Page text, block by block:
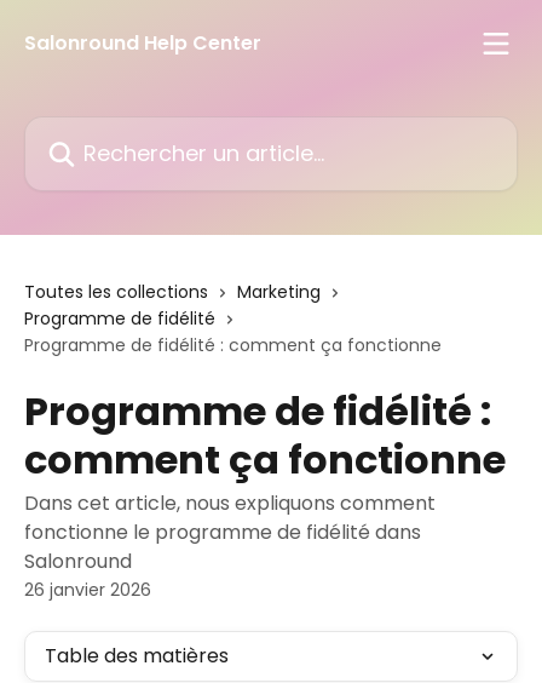
Salonround Help Center
Toutes les collections
Marketing
Programme de fidélité
Programme de fidélité : comment ça fonctionne
Programme de fidélité :
comment ça fonctionne
Dans cet article, nous expliquons comment
fonctionne le programme de fidélité dans
Salonround
26 janvier 2026
Table des matières